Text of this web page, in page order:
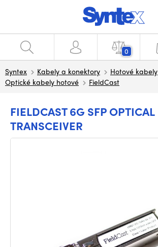
0
Syntex Kabely a konektory
Hotové kabely
Optické kabely hotové
FieldCast
FIELDCAST 6G SFP OPTICAL
TRANSCEIVER